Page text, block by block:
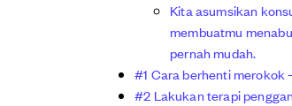
Kita asumsikan
membuatmu
pernah mudah.
#1 Cara berhenti merokok
#2 Lakukan terapi